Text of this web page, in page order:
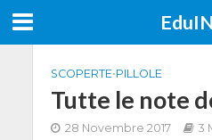
SCOPERTE•PILLOLE
Tutte le note
28 Novembre 2017 3